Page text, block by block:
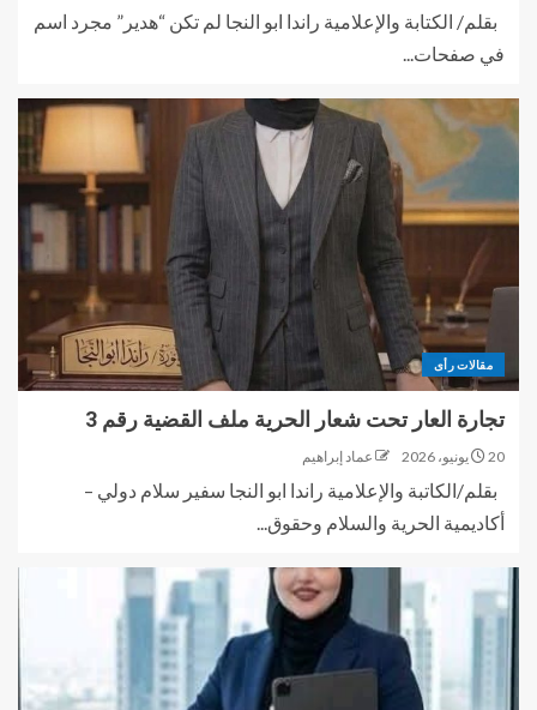
بقلم/ الكتابة والإعلامية راندا ابو النجا لم تكن “هدير” مجرد اسم
في صفحات...
مقالات رأى
تجارة العار تحت شعار الحرية ملف القضية رقم 3
20 يونيو، 2026 عماد إبراهيم
بقلم/الكاتبة والإعلامية راندا ابو النجا سفير سلام دولي –
أكاديمية الحرية والسلام وحقوق...